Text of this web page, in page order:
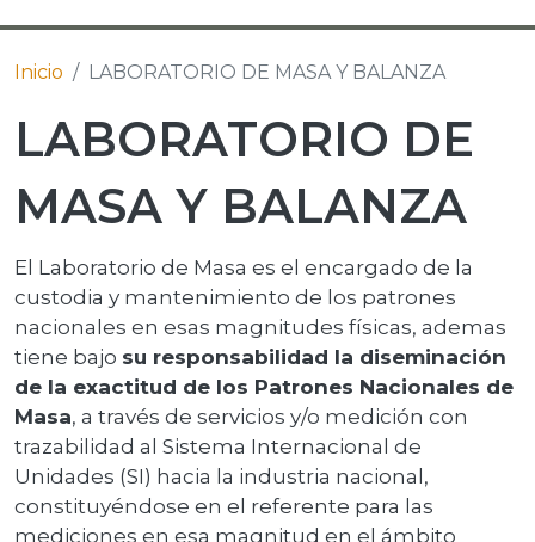
Inicio LABORATORIO DE MASA Y BALANZA
LABORATORIO DE
MASA Y BALANZA
El Laboratorio de Masa es el encargado de la
custodia y mantenimiento de los patrones
nacionales en esas magnitudes físicas, ademas
tiene bajo su responsabilidad la diseminación
de la exactitud de los Patrones Nacionales de
Masa, a través de servicios y/o medición con
trazabilidad al Sistema Internacional de
Unidades (SI) hacia la industria nacional,
constituyéndose en el referente para las
mediciones en esa magnitud en el ámbito